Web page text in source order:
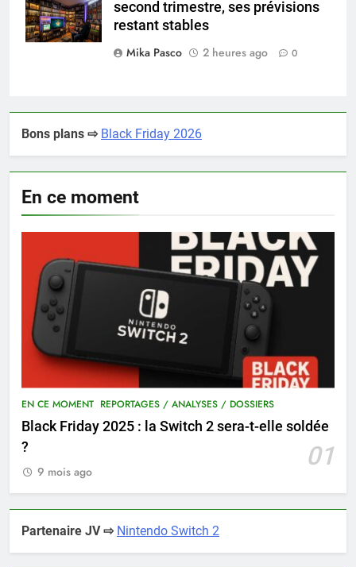
collectionneur
second trimestre, ses prévisions
restant stables
Mika Pasco
2 heures ago 0
Bons plans ⇨ Black Friday 2026
En ce moment
EN CE MOMENT REPORTAGES / ANALYSES / DOSSIERS
Black Friday 2025 : la Switch 2 sera-t-elle soldée
?
01
9 mois ago
Partenaire JV ⇨ Nintendo Switch 2